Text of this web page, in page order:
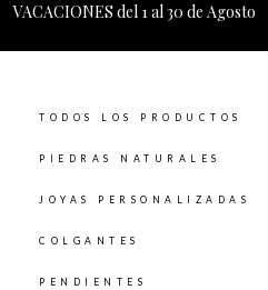
VACACIONES del 1 al 30 de
TODOS LOS PRODUCTOS
PIEDRAS NATURALES
JOYAS PERSONALIZADAS
COLGANTES
PENDIENTES